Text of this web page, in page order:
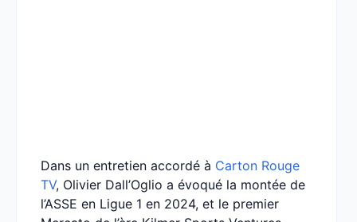
Dans un entretien accordé à Carton Rouge
TV, Olivier Dall’Oglio a évoqué la montée de
l’ASSE en Ligue 1 en 2024, et le premier